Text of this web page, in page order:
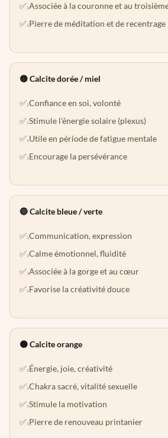
›Associée à la couronne et au
›Pierre de méditation et de recentrage
🟡 Calcite dorée / miel
›Confiance en soi, volonté
›Stimule l'énergie solaire (plexus)
›Utile en période de fatigue mentale
›Encourage la persévérance
🔵 Calcite bleue / verte
›Communication, expression
›Calme émotionnel, fluidité
›Associée à la gorge et au cœur
›Favorise la créativité douce
🟠 Calcite orange
›Énergie, joie, créativité
›Chakra sacré, vitalité sexuelle
›Stimule la motivation
›Pierre de renouveau printanier